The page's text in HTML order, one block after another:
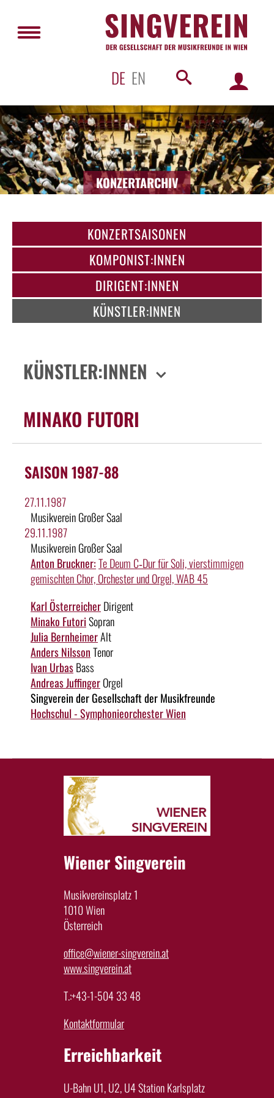
DE EN
KONZERTARCHIV
KONZERTSAISONEN
KOMPONIST:INNEN
DIRIGENT:INNEN
KÜNSTLER:INNEN
KÜNSTLER:INNEN
MINAKO FUTORI
SAISON 1987-88
27.11.1987
Musikverein Großer Saal
29.11.1987
Musikverein Großer Saal
Anton Bruckner:Te Deum C‑Dur für Soli, vierstimmigen
gemischten Chor, Orchester und Orgel, WAB 45
Karl ÖsterreicherDirigent
Minako FutoriSopran
Julia BernheimerAlt
Anders NilssonTenor
Ivan UrbasBass
Andreas JuffingerOrgel
Singverein der Gesellschaft der Musikfreunde
Hochschul - Symphonieorchester Wien
Wiener Singverein
Musikvereinsplatz 1
1010 Wien
Österreich
office@wiener-singverein.at
www.singverein.at
T.:+43-1-504 33 48
Kontaktformular
Erreichbarkeit
U-Bahn U1, U2, U4 Station Karlsplatz